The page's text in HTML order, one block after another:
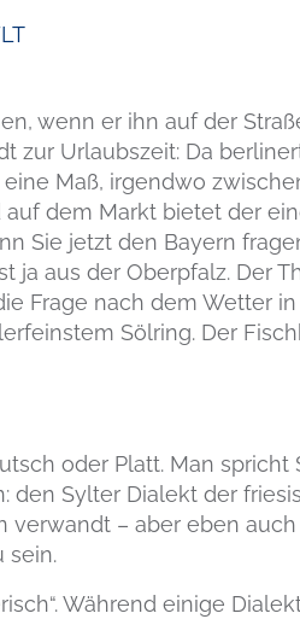
wenn er ihn auf der
zur Urlaubszeit: Da
Maß, irgendwo
dem Markt bietet der
Sie jetzt den Bayern
ja aus der Oberpfalz. Der
Frage nach dem Wetter in
Sölring. Der
oder Platt. Man spricht
den Sylter Dialekt der
verwandt – aber eben
sein.
Während einige